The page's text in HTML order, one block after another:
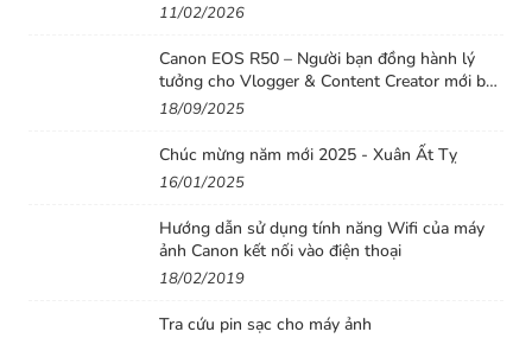
11/02/2026
Canon EOS R50 – Người bạn đồng hành lý
tưởng cho Vlogger & Content Creator mới bắt
đầu
18/09/2025
Chúc mừng năm mới 2025 - Xuân Ất Tỵ
16/01/2025
Hướng dẫn sử dụng tính năng Wifi của máy
ảnh Canon kết nối vào điện thoại
18/02/2019
Tra cứu pin sạc cho máy ảnh